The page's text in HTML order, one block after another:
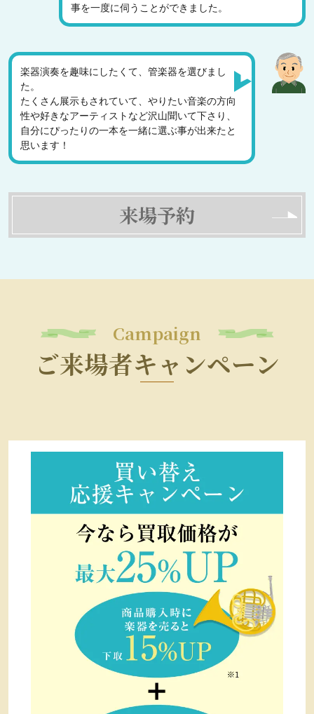
事を一度に伺うことができました。
楽器演奏を趣味にしたくて、管楽器を選びまし
た。
たくさん展示もされていて、やりたい音楽の方向
性や好きなアーティストなど沢山聞いて下さり、
自分にぴったりの一本を一緒に選ぶ事が出来たと
思います！
来場予約
Campaign
ご来場者キャンペーン